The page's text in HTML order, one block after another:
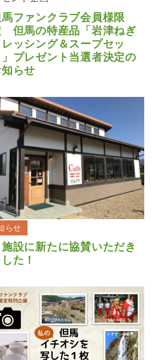
ファンクラブ会員様限
但馬の特産品「岩津ねぎ
ッシング＆スープセッ
プレゼント当選者決定の
らせ
らせ
設に新たに協賛いただき
た！